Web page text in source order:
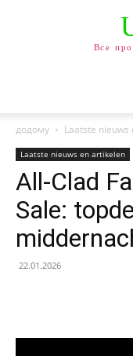
Все
додому Laatste
Laatste nieuws en artikelen
All-Clad
Sale:
22.01.2026